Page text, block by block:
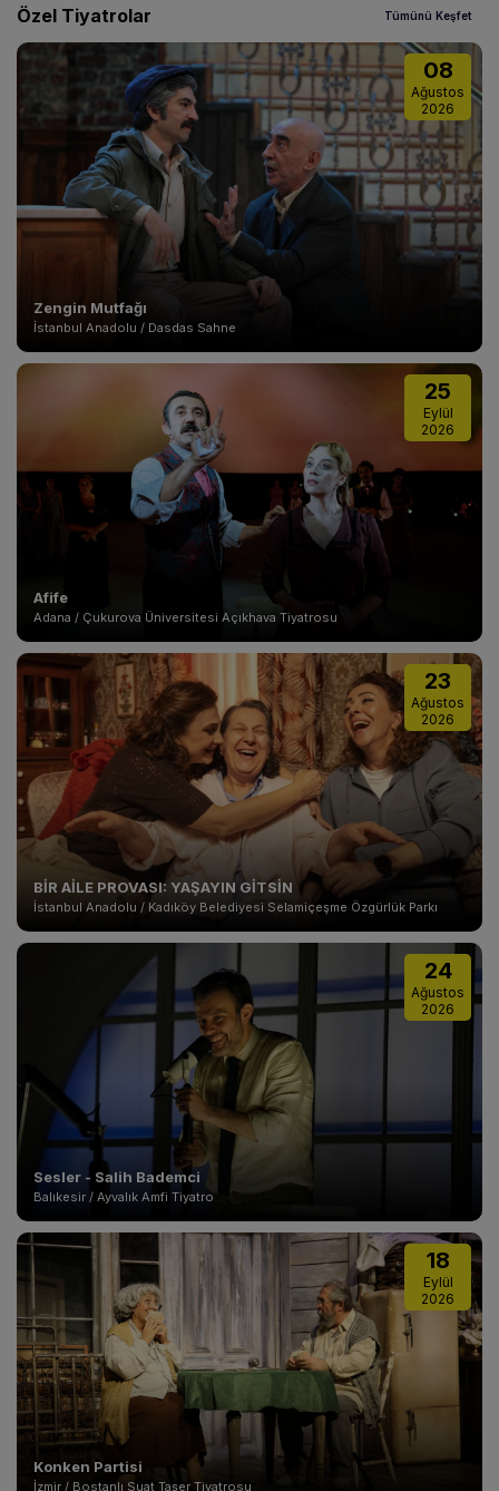
Özel Tiyatrolar Tümünü Keşfet
Zengin Mutfağı
İstanbul Anadolu / Dasdas Sahne
08
Ağustos
2026
Afife
Adana / Çukurova Üniversitesi Açıkhava Tiyatrosu
25
Eylül
2026
BİR AİLE PROVASI: YAŞAYIN GİTSİN
İstanbul Anadolu / Kadıköy Belediyesi Selamiçeşme Özgürlük Parkı
23
Ağustos
2026
Sesler - Salih Bademci
Balıkesir / Ayvalık Amfi Tiyatro
24
Ağustos
2026
Konken Partisi
İzmir / Bostanlı Suat Taşer Tiyatrosu
18
Eylül
2026